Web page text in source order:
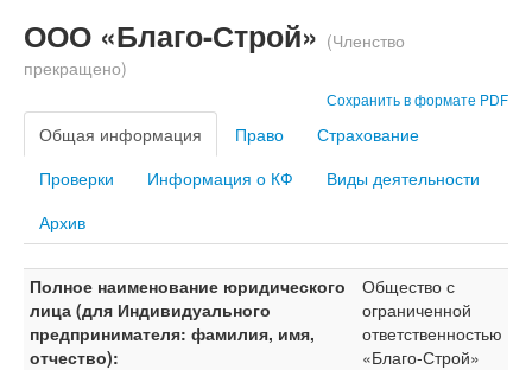
ООО «Благо-Строй» (Членство
прекращено)
Сохранить в формате PDF
Общая информация Право
Страхование
Проверки
Информация о КФ
Виды деятельности
Архив
Полное наименование юридического
лица (для Индивидуального
предпринимателя: фамилия, имя,
отчество):
Общество с
ограниченной
ответственностью
«Благо-Строй»